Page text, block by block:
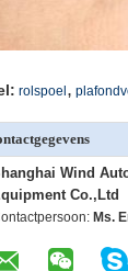
rolspoel ,
Wind
Co.,Ltd
Ms.